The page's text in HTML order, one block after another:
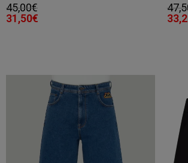
45,00€
31,50€